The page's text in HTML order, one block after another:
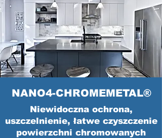
NANO4-CHROMEMETAL®
Niewidoczna ochrona,
uszczelnienie, łatwe czyszczenie
powierzchni chromowanych